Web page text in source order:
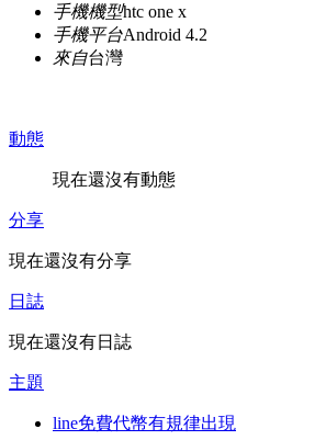
手機機型htc one x
手機平台Android 4.2
來自台灣
動態
現在還沒有動態
分享
現在還沒有分享
日誌
現在還沒有日誌
主題
line免費代幣有規律出現